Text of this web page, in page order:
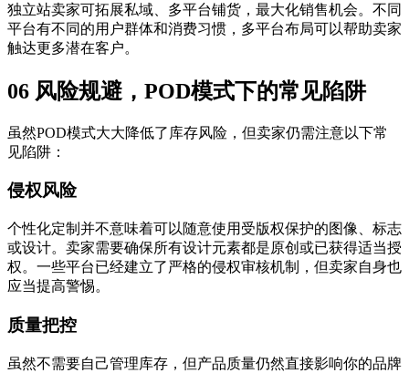
独立站卖家可拓展私域、多平台铺货，最大化销售机会。不同
平台有不同的用户群体和消费习惯，多平台布局可以帮助卖家
触达更多潜在客户。
06 风险规避，POD模式下的常见陷阱
虽然POD模式大大降低了库存风险，但卖家仍需注意以下常
见陷阱：
侵权风险
个性化定制并不意味着可以随意使用受版权保护的图像、标志
或设计。卖家需要确保所有设计元素都是原创或已获得适当授
权。一些平台已经建立了严格的侵权审核机制，但卖家自身也
应当提高警惕。
质量把控
虽然不需要自己管理库存，但产品质量仍然直接影响你的品牌